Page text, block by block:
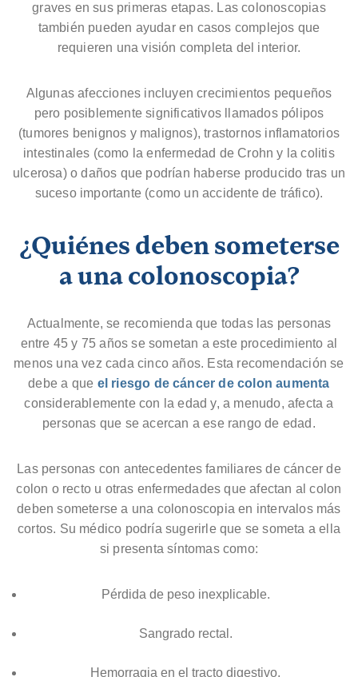
graves en sus primeras etapas. Las colonoscopias
también pueden ayudar en casos complejos que
requieren una visión completa del interior.
Algunas afecciones incluyen crecimientos pequeños
pero posiblemente significativos llamados pólipos
(tumores benignos y malignos), trastornos inflamatorios
intestinales (como la enfermedad de Crohn y la colitis
ulcerosa) o daños que podrían haberse producido tras un
suceso importante (como un accidente de tráfico).
¿Quiénes deben someterse
a una colonoscopia?
Actualmente, se recomienda que todas las personas
entre 45 y 75 años se sometan a este procedimiento al
menos una vez cada cinco años. Esta recomendación se
debe a que el riesgo de cáncer de colon aumenta
considerablemente con la edad y, a menudo, afecta a
personas que se acercan a ese rango de edad.
Las personas con antecedentes familiares de cáncer de
colon o recto u otras enfermedades que afectan al colon
deben someterse a una colonoscopia en intervalos más
cortos. Su médico podría sugerirle que se someta a ella
si presenta síntomas como:
Pérdida de peso inexplicable.
Sangrado rectal.
Hemorragia en el tracto digestivo.